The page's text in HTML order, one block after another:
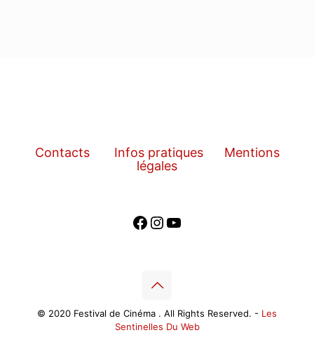
Contacts Infos pratiques
Mentions
légales
Facebook
Instagram
YouTube
© 2020 Festival de Cinéma . All Rights Reserved. - Les
Sentinelles Du Web